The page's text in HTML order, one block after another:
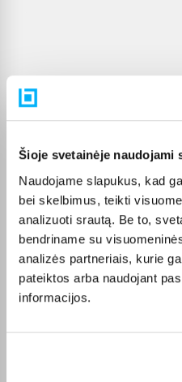
Šioje svetainėje naudojami
Naudojame slapukus, kad
bei skelbimus, teikti
analizuoti srautą. Be to,
bendriname su
analizės partneriais, kurie
pateiktos arba naudojant
informacijos.
Pirkėjų
Patvirtintas pirkėjas
Pigus pasiūlymas
Danutė G.
Patvirtintas pirkėjas
Puiki dovana darbui ir pramogai 🙂